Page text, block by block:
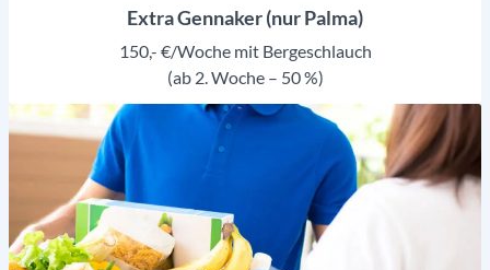
Extra Gennaker (nur Palma)
150,- €/Woche mit Bergeschlauch
(ab 2. Woche – 50 %)